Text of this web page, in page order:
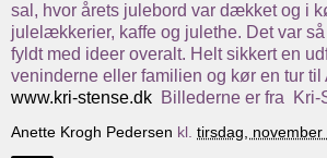
sal, hvor årets julebord var dækket og i
julelækkerier, kaffe og julethe. Det var
fyldt med ideer overalt. Helt sikkert en
veninderne eller familien og kør en tur til
www.kri-stense.dk Billederne er fra Kri-
Anette Krogh Pedersen kl. tirsdag, november